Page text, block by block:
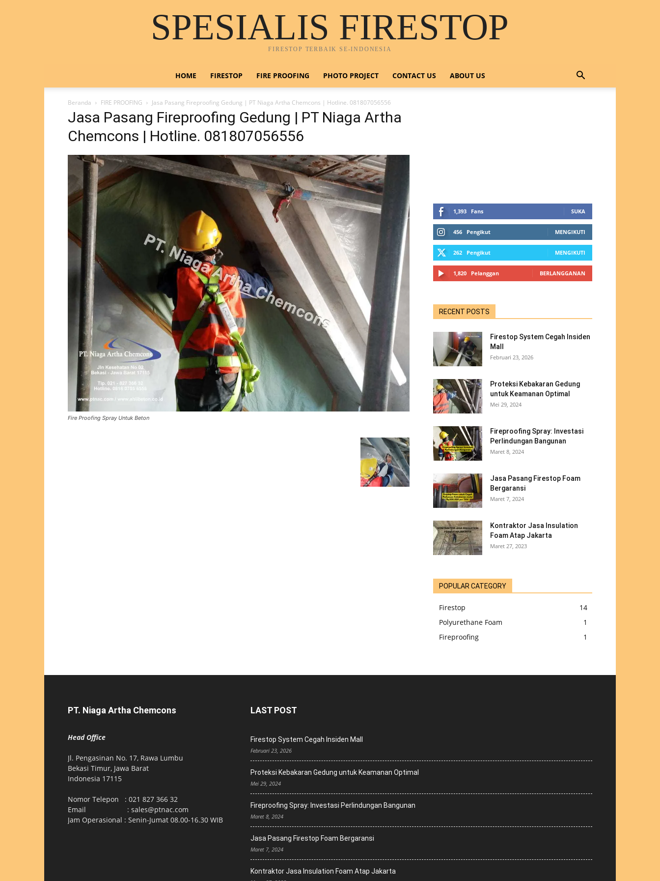
SPESIALIS FIRESTOP
FIRESTOP TERBAIK SE-INDONESIA
HOME FIRESTOP FIRE PROOFING PHOTO PROJECT CONTACT US ABOUT US
Beranda FIRE PROOFING Jasa Pasang Fireproofing Gedung | PT Niaga Artha Chemcons | Hotline. 081807056556
Jasa Pasang Fireproofing Gedung | PT Niaga Artha
Chemcons | Hotline. 081807056556
Fire Proofing Spray Untuk Beton
1,393 Fans SUKA
456 Pengikut MENGIKUTI
262 Pengikut MENGIKUTI
1,820 Pelanggan BERLANGGANAN
RECENT POSTS
Firestop System Cegah Insiden
Mall
Februari 23, 2026
Proteksi Kebakaran Gedung
untuk Keamanan Optimal
Mei 29, 2024
Fireproofing Spray: Investasi
Perlindungan Bangunan
Maret 8, 2024
Jasa Pasang Firestop Foam
Bergaransi
Maret 7, 2024
Kontraktor Jasa Insulation
Foam Atap Jakarta
Maret 27, 2023
POPULAR CATEGORY
Firestop
14
Polyurethane Foam
1
Fireproofing
1
PT. Niaga Artha Chemcons
Head Office
Jl. Pengasinan No. 17, Rawa Lumbu
Bekasi Timur, Jawa Barat
Indonesia 17115
Nomor Telepon : 021 827 366 32
Email : sales@ptnac.com
Jam Operasional : Senin-Jumat 08.00-16.30 WIB
LAST POST
Firestop System Cegah Insiden Mall
Februari 23, 2026
Proteksi Kebakaran Gedung untuk Keamanan Optimal
Mei 29, 2024
Fireproofing Spray: Investasi Perlindungan Bangunan
Maret 8, 2024
Jasa Pasang Firestop Foam Bergaransi
Maret 7, 2024
Kontraktor Jasa Insulation Foam Atap Jakarta